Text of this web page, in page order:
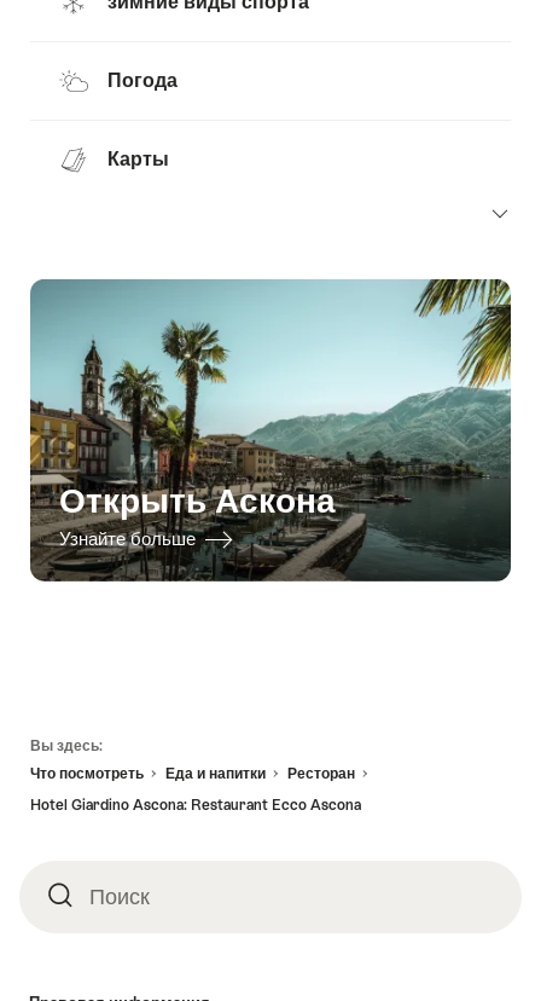
Погода
Карты
Открыть Аскона
Узнайте больше
Вы здесь:
Что посмотреть
Еда и напитки
Ресторан
Hotel Giardino Ascona: Restaurant Ecco Ascona
ПоискПоиск